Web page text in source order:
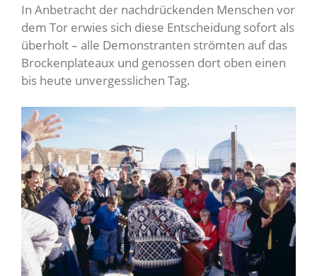
In Anbetracht der nachdrückenden Menschen vor
dem Tor erwies sich diese Entscheidung sofort als
überholt – alle Demonstranten strömten auf das
Brockenplateaux und genossen dort oben einen
bis heute unvergesslichen Tag.